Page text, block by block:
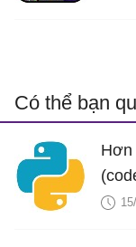
Có thể bạn
Hơn